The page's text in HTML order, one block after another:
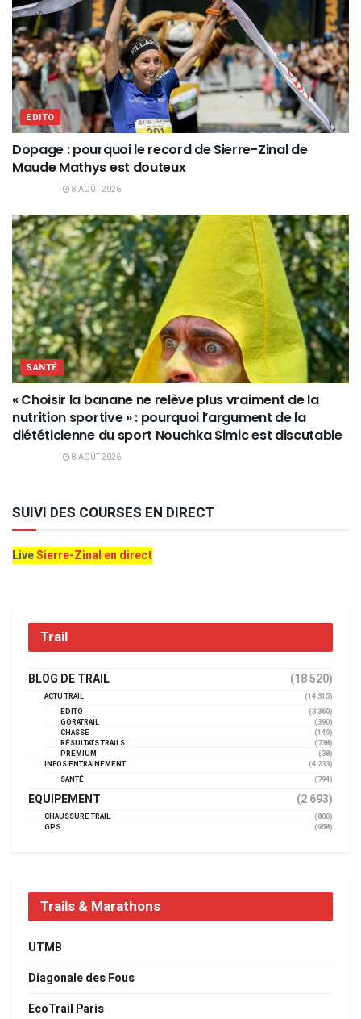
EDITO
Dopage : pourquoi le record de Sierre-Zinal de
Maude Mathys est douteux
8 AOÛT 2026
SANTÉ
« Choisir la banane ne relève plus vraiment de la
nutrition sportive » : pourquoi l’argument de la
diététicienne du sport Nouchka Simic est discutable
8 AOÛT 2026
SUIVI DES COURSES EN DIRECT
LiveSierre-Zinal en direct
Trail
BLOG DE TRAIL (18 520)
ACTU TRAIL
(14 315)
EDITO
(3 360)
GORATRAIL
(390)
CHASSE
(149)
RÉSULTATS TRAILS
(738)
PREMIUM
(38)
INFOS ENTRAINEMENT
(4 233)
SANTÉ
(794)
EQUIPEMENT (2 693)
CHAUSSURE TRAIL
(800)
GPS
(958)
Trails & Marathons
UTMB
Diagonale des Fous
EcoTrail Paris